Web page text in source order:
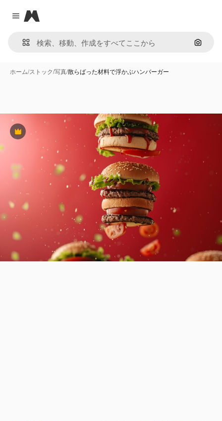
Close menu
Magnific
画像で
ホーム/ストック/写真/散らばった材料で浮かぶハンバーガー
Premium